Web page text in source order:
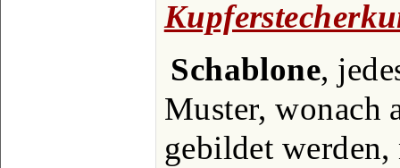
Schablone,
Muster, wonach
gebildet